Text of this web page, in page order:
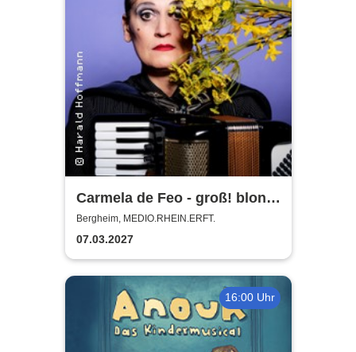
Carmela de Feo - groß! blond!
erfolgreich!
Bergheim, MEDIO.RHEIN.ERFT.
07.03.2027
16:00 Uhr